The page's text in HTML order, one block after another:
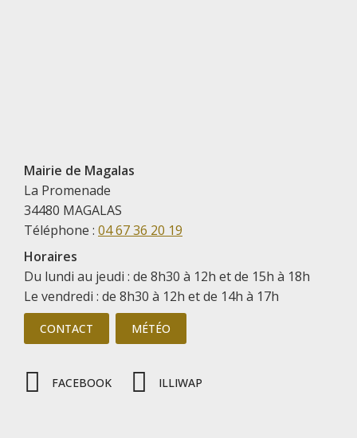
Mairie de Magalas
La Promenade
34480 MAGALAS
Téléphone : 04 67 36 20 19
Horaires
Du lundi au jeudi : de 8h30 à 12h et de 15h à 18h
Le vendredi : de 8h30 à 12h et de 14h à 17h
CONTACT MÉTÉO
FACEBOOK ILLIWAP